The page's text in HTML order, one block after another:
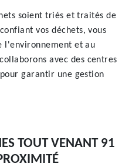
soient triés et traités de
vos déchets, vous
l'environnement et au
avec des centres
garantir une gestion
TOUT VENANT 91